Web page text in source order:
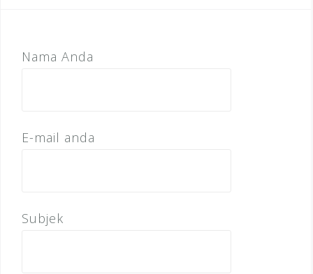
Nama Anda
E-mail anda
Subjek